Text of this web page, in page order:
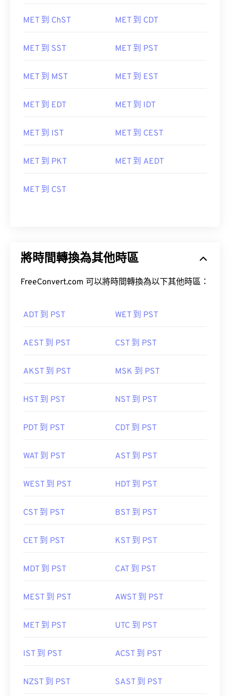
MET 到 ChST MET 到 CDT
MET 到 SST MET 到 PST
MET 到 MST MET 到 EST
MET 到 EDT MET 到 IDT
MET 到 IST MET 到 CEST
MET 到 PKT MET 到 AEDT
MET 到 CST
將時間轉換為其他時區
FreeConvert.com 可以將時間轉換為以下其他時區：
ADT 到 PST WET 到 PST
AEST 到 PST CST 到 PST
AKST 到 PST MSK 到 PST
HST 到 PST NST 到 PST
PDT 到 PST CDT 到 PST
WAT 到 PST AST 到 PST
WEST 到 PST HDT 到 PST
CST 到 PST BST 到 PST
CET 到 PST KST 到 PST
MDT 到 PST CAT 到 PST
MEST 到 PST AWST 到 PST
MET 到 PST UTC 到 PST
IST 到 PST ACST 到 PST
NZST 到 PST SAST 到 PST